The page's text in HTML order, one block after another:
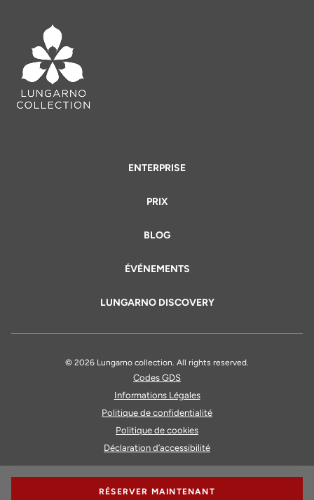
RÉSERVER MAINTENANT
ENTERPRISE
PRIX
BLOG
ÉVÉNEMENTS
LUNGARNO DISCOVERY
© 2026 Lungarno collection. All rights reserved.
Codes GDS
Informations Légales
Politique de confidentialité
Politique de cookies
Déclaration d’accessibilité